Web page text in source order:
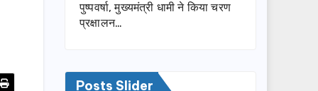
पुष्पवर्षा, मुख्यमंत्री धामी ने किया चरण
प्रक्षालन…
Posts Slider